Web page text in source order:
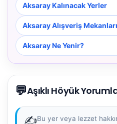
Aksaray Kalınacak Yerler
Aksaray Alışveriş Mekanları
Aksaray Ne Yenir?
💬Aşıklı Höyük
✍️Bu yer veya lezzet